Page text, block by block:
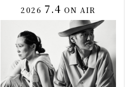
2026 7.4 ON AIR